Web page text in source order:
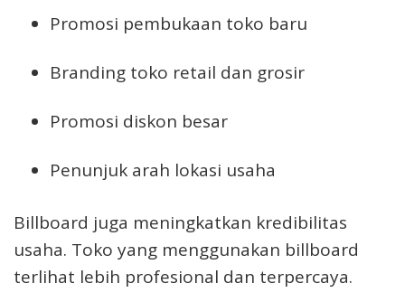
Promosi pembukaan toko baru
Branding toko retail dan grosir
Promosi diskon besar
Penunjuk arah lokasi usaha
Billboard juga meningkatkan kredibilitas
usaha. Toko yang menggunakan billboard
terlihat lebih profesional dan terpercaya.